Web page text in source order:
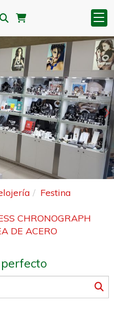
Festina
CHRONOGRAPH
DE ACERO